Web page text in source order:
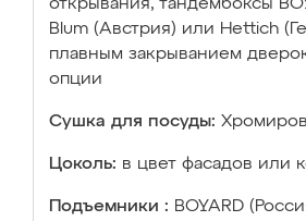
открывания, тандембоксы
Blum (Австрия) или Hettich
плавным закрыванием
опции
Сушка для посуды:
Цоколь: в цвет фасадов или
Подъемники : BOYARD